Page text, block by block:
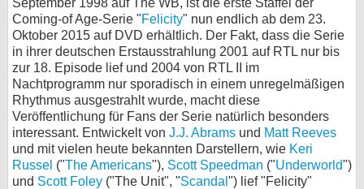
September 1998 auf The WB, ist die erste Staffel der
Coming-of Age-Serie "Felicity" nun endlich ab dem 23.
Oktober 2015 auf DVD erhältlich. Der Fakt, dass die Serie
in ihrer deutschen Erstausstrahlung 2001 auf RTL nur bis
zur 18. Episode lief und 2004 von RTL II im
Nachtprogramm nur sporadisch in einem unregelmäßigen
Rhythmus ausgestrahlt wurde, macht diese
Veröffentlichung für Fans der Serie natürlich besonders
interessant. Entwickelt von J.J. Abrams und Matt Reeves
und mit vielen heute bekannten Darstellern, wie Keri
Russel ("The Americans"), Scott Speedman ("Underworld")
und Scott Foley ("The Unit", "Scandal ") lief "Felicity"
bei X
bei Facebook
Kontakt
Nutzungsbedingungen
Datenschutz